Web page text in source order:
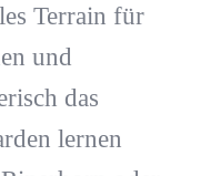
Terrain für
und
das
lernen